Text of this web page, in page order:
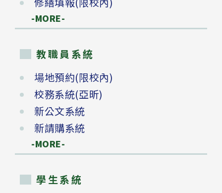
-MORE-
教職員系統
場地預約(限校內)
校務系統(亞昕)
新公文系統
新請購系統
-MORE-
學生系統